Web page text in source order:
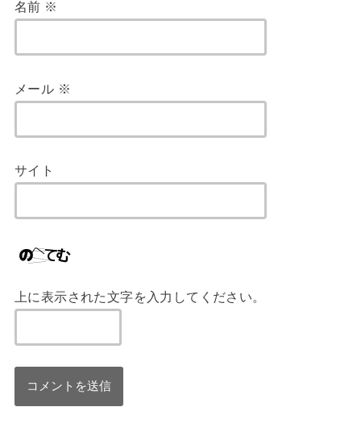
名前 ※
メール ※
サイト
上に表示された文字を入力してください。